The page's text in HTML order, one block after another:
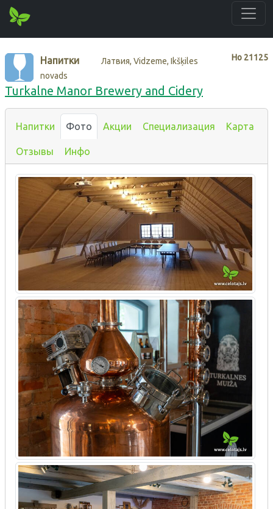
Нo 21125
Напитки
Латвия, Vidzeme, Ikšķiles
novads
Turkalne Manor Brewery and Cidery
Напитки Фото Акции Специализация Карта
Отзывы Инфо